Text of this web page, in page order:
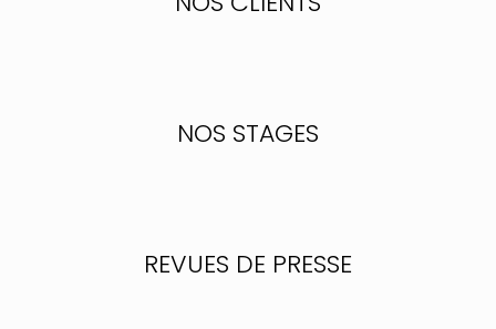
NOS STAGES
REVUES DE PRESSE